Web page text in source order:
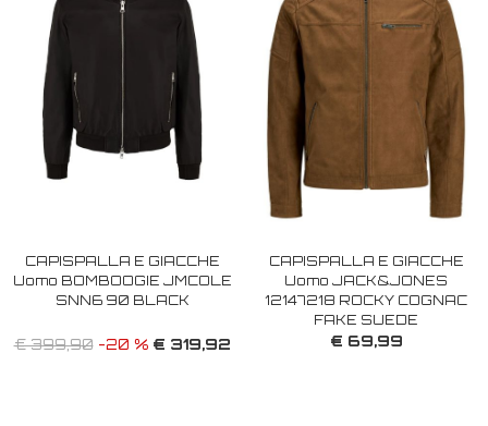
CAPISPALLA E GIACCHE
Uomo BOMBOOGIE JMCOLE
SNN6 90 BLACK
€ 399,90-20 % € 319,92
CAPISPALLA E GIACCHE
Uomo JACK&JONES
12147218 ROCKY COGNAC
FAKE SUEDE
€ 69,99